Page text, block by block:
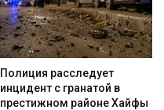
Полиция расследует
инцидент с гранатой в
престижном районе Хайфы